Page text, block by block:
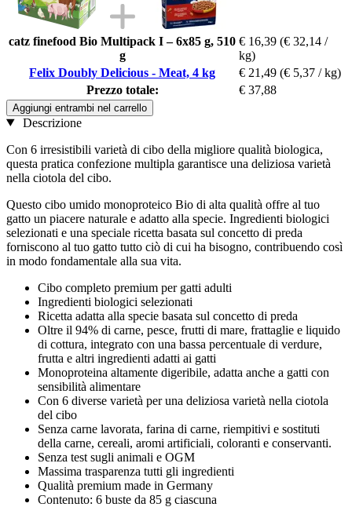
catz finefood Bio Multipack I – 6x85 g, 510
g
€ 16,39 (€ 32,14 /
kg)
Felix Doubly Delicious - Meat, 4 kg
€ 21,49 (€ 5,37 / kg)
Prezzo totale:
€ 37,88
Aggiungi entrambi nel carrello
Descrizione
Con 6 irresistibili varietà di cibo della migliore qualità biologica,
questa pratica confezione multipla garantisce una deliziosa varietà
nella ciotola del cibo.
Questo cibo umido monoproteico Bio di alta qualità offre al tuo
gatto un piacere naturale e adatto alla specie. Ingredienti biologici
selezionati e una speciale ricetta basata sul concetto di preda
forniscono al tuo gatto tutto ciò di cui ha bisogno, contribuendo così
in modo fondamentale alla sua vita.
Cibo completo premium per gatti adulti
Ingredienti biologici selezionati
Ricetta adatta alla specie basata sul concetto di preda
Oltre il 94% di carne, pesce, frutti di mare, frattaglie e liquido
di cottura, integrato con una bassa percentuale di verdure,
frutta e altri ingredienti adatti ai gatti
Monoproteina altamente digeribile, adatta anche a gatti con
sensibilità alimentare
Con 6 diverse varietà per una deliziosa varietà nella ciotola
del cibo
Senza carne lavorata, farina di carne, riempitivi e sostituti
della carne, cereali, aromi artificiali, coloranti e conservanti.
Senza test sugli animali e OGM
Massima trasparenza tutti gli ingredienti
Qualità premium made in Germany
Contenuto: 6 buste da 85 g ciascuna